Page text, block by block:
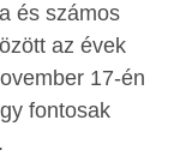
és számos
az évek
17-én
fontosak